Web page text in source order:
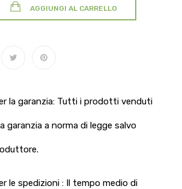
AGGIUNGI AL CARRELLO
la garanzia: Tutti i prodotti venduti
garanzia a norma di legge salvo
le spedizioni : Il tempo medio di